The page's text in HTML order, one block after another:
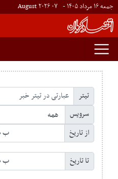
جمعه ۱۶ مرداد ۱۴۰۵ - ۰۷۲۰۲۶
تیتر
سرویس
از تاریخ
تا تاریخ